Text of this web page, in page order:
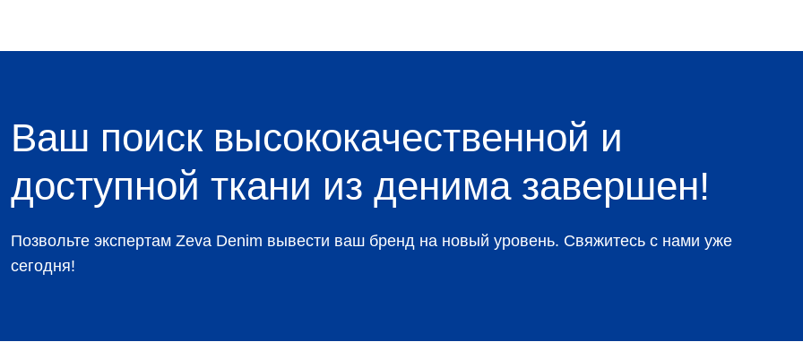
Ваш поиск высококачественной и
доступной ткани из денима завершен!
Позвольте экспертам Zeva Denim вывести ваш бренд на новый уровень. Свяжитесь с нами уже
сегодня!